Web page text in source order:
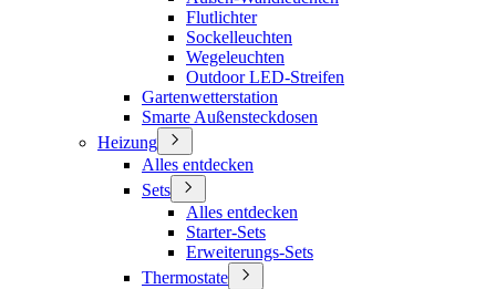
Flutlichter
Sockelleuchten
Wegeleuchten
Outdoor LED-Streifen
Gartenwetterstation
Smarte Außensteckdosen
Heizung
Alles entdecken
Sets
Alles entdecken
Starter-Sets
Erweiterungs-Sets
Thermostate